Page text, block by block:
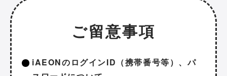
ご留意事項
iAEONのログインID（携帯番号等）、パ